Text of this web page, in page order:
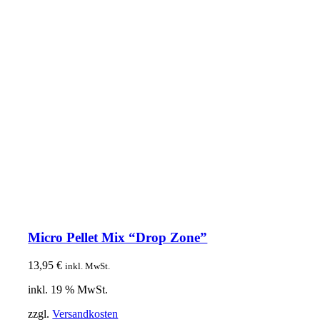
Micro Pellet Mix “Drop Zone”
13,95€ inkl. MwSt.
inkl. 19 % MwSt.
zzgl.Versandkosten